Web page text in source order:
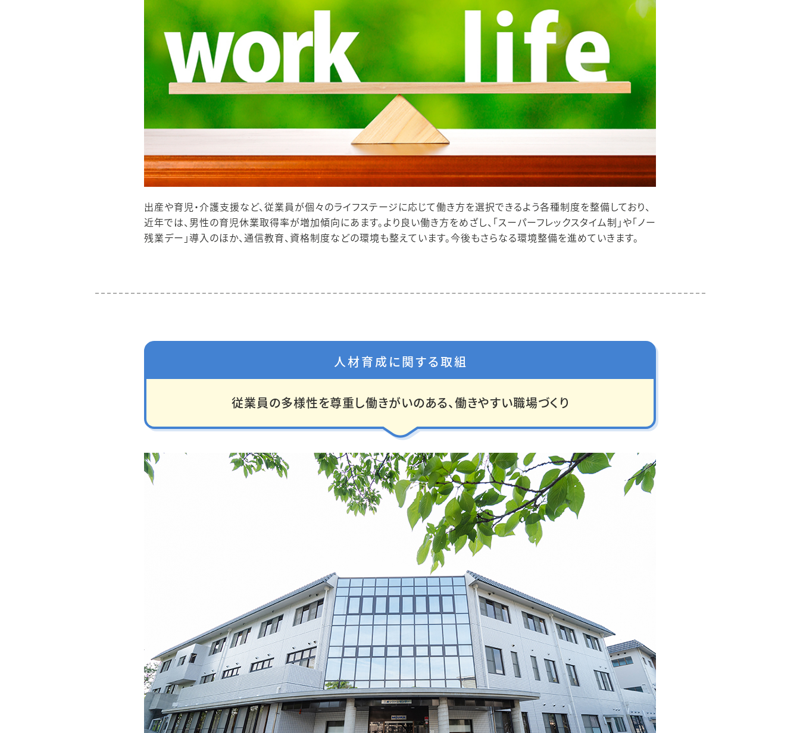
出産や育児・介護支援など、従業員が個々のライフステージに応じて働き方を選択できるよう各種制度を整備しており、
近年では、男性の育児休業取得率が増加傾向にあます。より良い働き方をめざし、「スーパーフレックスタイム制」や「ノー
残業デー」導入のほか、通信教育、資格制度などの環境も整えています。今後もさらなる環境整備を進めていきます。
人材育成に関する取組
従業員の多様性を尊重し働きがいのある、働きやすい職場づくり